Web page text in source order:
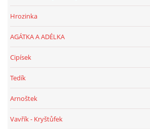
Hrozinka
AGÁTKA A ADÉLKA
Cipísek
Tedík
Arnoštek
Vavřík - Kryštůfek